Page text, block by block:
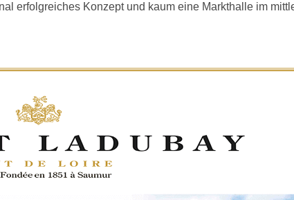
erfolgreiches Konzept und kaum eine Markthalle im